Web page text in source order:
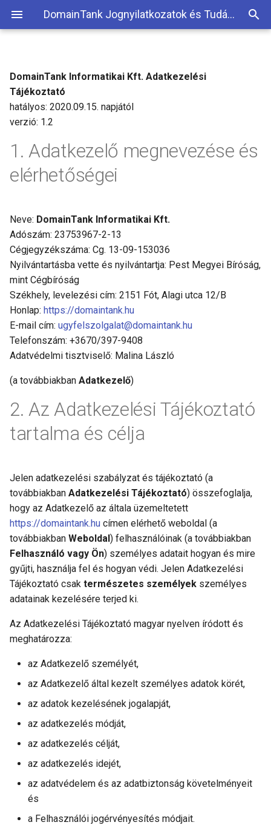
DomainTank Jognyilatkozatok és Tudásbázis
Barion bankkártyás fizetés
Borgun bankkártyás fizetés
Befizetési tudnivalók
DomainTank Informatikai Kft. Adatkezelési
Tájékoztató
hatályos: 2020.09.15. napjától
verzió: 1.2
Adatkezelő megnevezése és
elérhetőségei
Neve: DomainTank Informatikai Kft.
Adószám: 23753967-2-13
Cégjegyzékszáma: Cg. 13-09-153036
Nyilvántartásba vette és nyilvántartja: Pest Megyei Bíróság,
mint Cégbíróság
Székhely, levelezési cím: 2151 Fót, Alagi utca 12/B
Honlap: https://domaintank.hu
E-mail cím: ugyfelszolgalat@domaintank.hu
Telefonszám: +3670/397-9408
Adatvédelmi tisztviselő: Malina László
(a továbbiakban Adatkezelő)
Az Adatkezelési Tájékoztató
tartalma és célja
Jelen adatkezelési szabályzat és tájékoztató (a
továbbiakban Adatkezelési Tájékoztató) összefoglalja,
hogy az Adatkezelő az általa üzemeltetett
https://domaintank.hu címen elérhető weboldal (a
továbbiakban Weboldal) felhasználóinak (a továbbiakban
Felhasználó vagy Ön) személyes adatait hogyan és mire
gyűjti, használja fel és hogyan védi. Jelen Adatkezelési
Tájékoztató csak természetes személyek személyes
adatainak kezelésére terjed ki.
Az Adatkezelési Tájékoztató magyar nyelven íródott és
meghatározza:
az Adatkezelő személyét,
az Adatkezelő által kezelt személyes adatok körét,
az adatok kezelésének jogalapját,
az adatkezelés módját,
az adatkezelés célját,
az adatkezelés idejét,
az adatvédelem és az adatbiztonság követelményeit
és
a Felhasználói jogérvényesítés módjait.